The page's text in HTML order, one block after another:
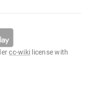
cc-wiki license with